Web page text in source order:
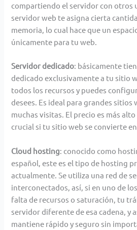
compartiendo el servidor con otros
servidor web te asigna cierta
memoria, lo cual hace que un
únicamente para tu web.
Servidor dedicado: básicamente
dedicado exclusivamente a tu sitio
todos los recursos y puedes
desees. Es ideal para grandes sitios
muchas visitas. El precio es más
crucial si tu sitio web se convierte
Cloud hosting: conocido como
español, este es el tipo de hosting
actualmente. Se utiliza una red de
interconectados, así, si en uno de
falta de recursos o saturación, tu
servidor diferente de esa cadena, y
mantiene rápido y seguro sin